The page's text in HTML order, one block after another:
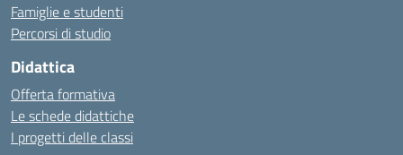
Famiglie e studenti
Percorsi di studio
Didattica
Offerta formativa
Le schede didattiche
I progetti delle classi